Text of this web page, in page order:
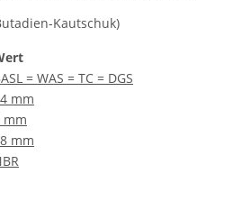
Kautschuk)
= WAS = TC = DGS
mm
mm
mm